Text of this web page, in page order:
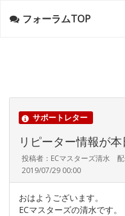
フォーラムTOP
サポートレター
リピーター情報が
投稿者：ECマスターズ清水
2019/07/29 00:00
おはようございます。
ECマスターズの清水です。